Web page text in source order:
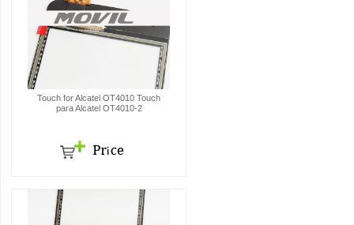
Touch for Alcatel OT4010 Touch
para Alcatel OT4010-2